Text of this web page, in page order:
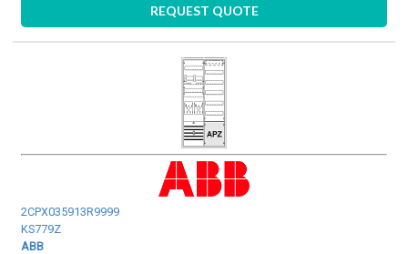
REQUEST QUOTE
2CPX035913R9999
KS779Z
ABB